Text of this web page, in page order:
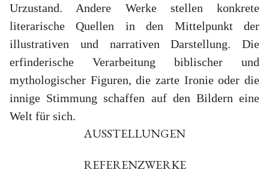
Urzustand. Andere Werke stellen konkrete
literarische Quellen in den Mittelpunkt der
illustrativen und narrativen Darstellung. Die
erfinderische Verarbeitung biblischer und
mythologischer Figuren, die zarte Ironie oder die
innige Stimmung schaffen auf den Bildern eine
Welt für sich.
AUSSTELLUNGEN
REFERENZWERKE